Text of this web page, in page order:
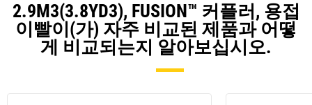
2.9M3(3.8YD3), FUSION™ 커플러, 용접
이빨이(가) 자주 비교된 제품과 어떻
게 비교되는지 알아보십시오.